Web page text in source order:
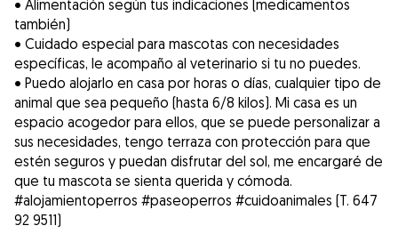
• Alimentación según tus indicaciones (medicamentos
también)
• Cuidado especial para mascotas con necesidades
específicas, le acompaño al veterinario si tu no puedes.
• Puedo alojarlo en casa por horas o días, cualquier tipo de
animal que sea pequeño (hasta 6/8 kilos). Mi casa es un
espacio acogedor para ellos, que se puede personalizar a
sus necesidades, tengo terraza con protección para que
estén seguros y puedan disfrutar del sol, me encargaré de
que tu mascota se sienta querida y cómoda.
#alojamientoperros #paseoperros #cuidoanimales (T. 647
92 9511)